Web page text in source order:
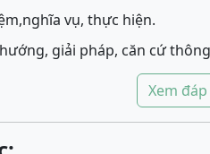
vụ, thực hiện.
giải pháp, căn cứ
Xem